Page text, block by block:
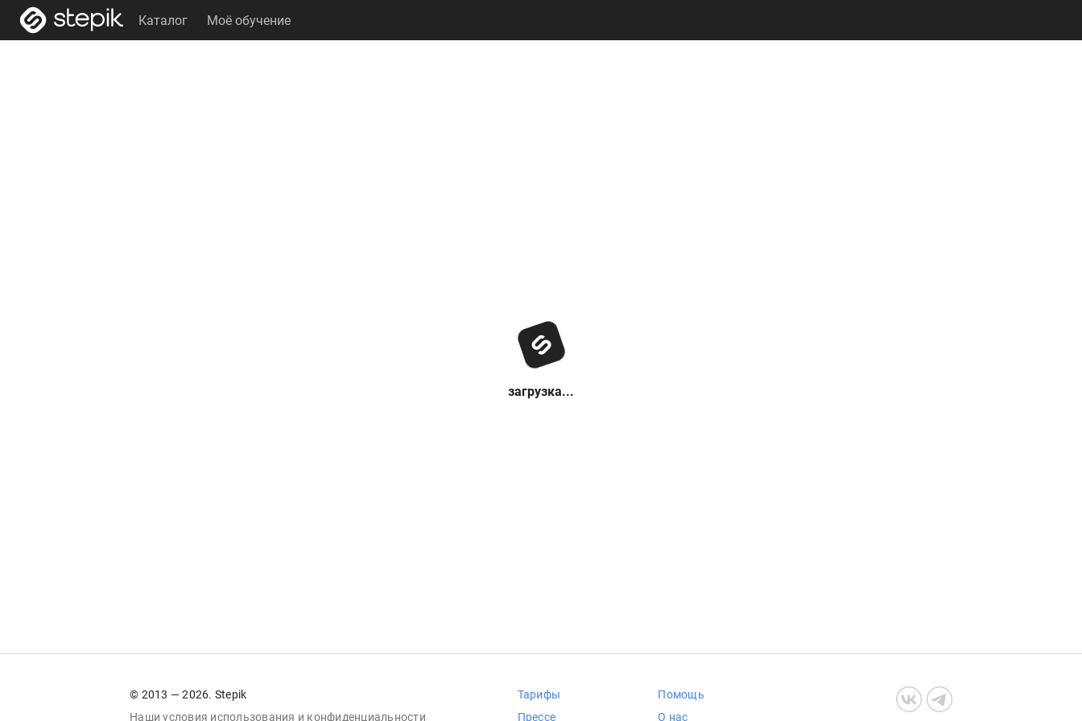
Каталог Моё обучение
загрузка...
© 2013 — 2026. Stepik
Наши условия использования и конфиденциальности
Тарифы
Прессе
Помощь
О нас